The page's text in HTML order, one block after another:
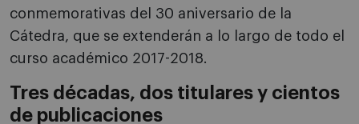
conmemorativas del 30 aniversario de la
Cátedra, que se extenderán a lo largo de todo el
curso académico 2017-2018.
Tres décadas, dos titulares y cientos
de publicaciones